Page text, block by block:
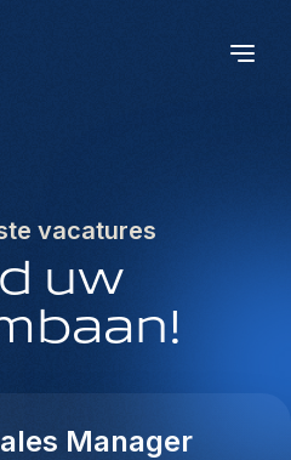
vacatures
uw
Manager